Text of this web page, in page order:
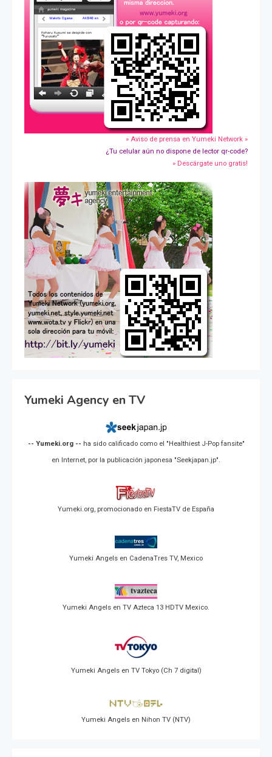
» Aviso de prensa en Yumeki Network »
¿Tu celular aún no dispone de lector qr-code?
» Descárgate uno gratis!
Yumeki Agency en TV
-- Yumeki.org -- ha sido calificado como el "Healthiest J-Pop fansite"
en Internet, por la publicación japonesa "Seekjapan.jp".
Yumeki.org, promocionado en FiestaTV de España
Yumeki Angels en CadenaTres TV, Mexico
Yumeki Angels en TV Azteca 13 HDTV Mexico.
Yumeki Angels en TV Tokyo (Ch 7 digital)
Yumeki Angels en Nihon TV (NTV)